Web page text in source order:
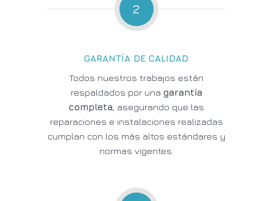
2
GARANTÍA DE CALIDAD
Todos nuestros trabajos están
respaldados por una garantía
completa, asegurando que las
reparaciones e instalaciones realizadas
cumplan con los más altos estándares y
normas vigentes.